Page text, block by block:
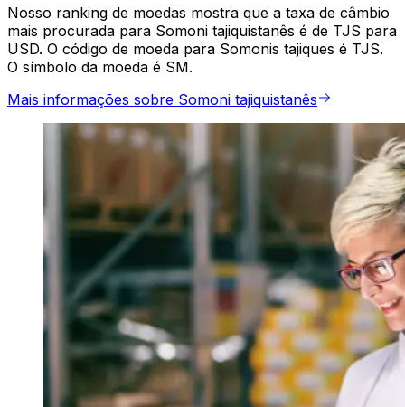
Nosso ranking de moedas mostra que a taxa de câmbio
mais procurada para Somoni tajiquistanês é de TJS para
USD. O código de moeda para Somonis tajiques é TJS.
O símbolo da moeda é SM.
Mais informações sobre Somoni tajiquistanês